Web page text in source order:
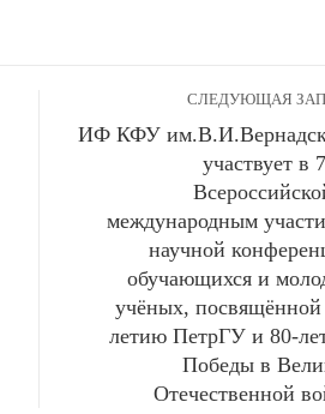
СЛЕДУЮЩАЯ
ИФ КФУ
участвует в
международным
научной
обучающихся и
учёных,
летию ПетрГУ и 80-
Победы в
Отечественной